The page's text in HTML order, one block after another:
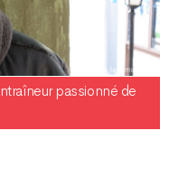
passionné de